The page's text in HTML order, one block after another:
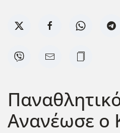
Ανανέωσε ο